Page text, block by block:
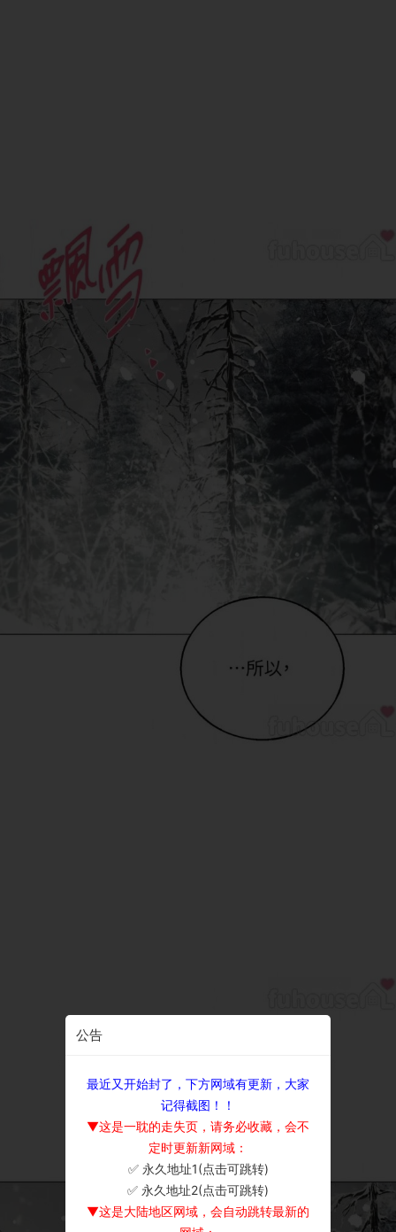
公告
最近又开始封了，下方网域有更新，大家
记得截图！！
▼这是一耽的走失页，请务必收藏，会不
定时更新新网域：
✅ 永久地址1(点击可跳转)
✅ 永久地址2(点击可跳转)
▼这是大陆地区网域，会自动跳转最新的